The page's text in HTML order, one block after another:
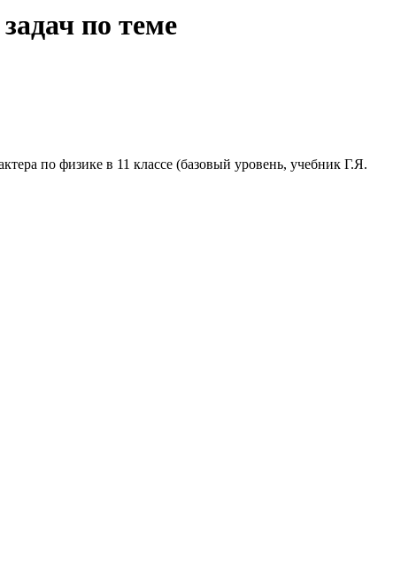
по теме
по физике в 11 классе (базовый уровень, учебник Г.Я.